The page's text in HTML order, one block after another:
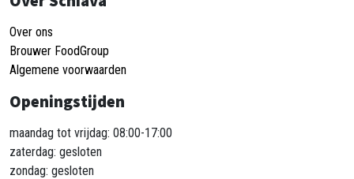
Over ons
Brouwer FoodGroup
Algemene voorwaarden
Openingstijden
maandag tot vrijdag: 08:00-17:00
zaterdag: gesloten
zondag: gesloten